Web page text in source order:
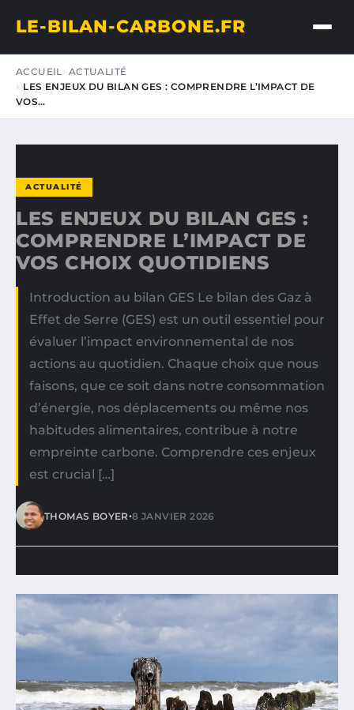
LE-BILAN-CARBONE.FR
ACCUEIL ACTUALITÉ
LES ENJEUX DU BILAN GES : COMPRENDRE L’IMPACT DE
VOS…
ACTUALITÉ
LES ENJEUX DU BILAN GES :
COMPRENDRE L’IMPACT DE
VOS CHOIX QUOTIDIENS
Introduction au bilan GES Le bilan des Gaz à
Effet de Serre (GES) est un outil essentiel pour
évaluer l’impact environnemental de nos
actions au quotidien. Chaque choix que nous
faisons, que ce soit dans notre consommation
d’énergie, nos déplacements ou même nos
habitudes alimentaires, contribue à notre
empreinte carbone. Comprendre ces enjeux
est crucial […]
THOMAS BOYER•8 JANVIER 2026